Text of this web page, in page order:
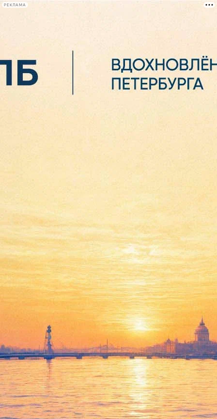
РЕКЛАМА
Сегодня:
Буров: ГМЗ «Исаакиевский
собор» готов взять галереи
Конюшенного ведомства под
концертный зал
Версия для печати
Музей «Исаакиевский собор» готов использовать две галереи
Конюшенного ведомства длиной 110 метров под концертные
и выставочные залы взамен Смольного собора, который город
передает Церкви, заявил глава музея Николай Буров на Совете
по сохранению культурного наследия.